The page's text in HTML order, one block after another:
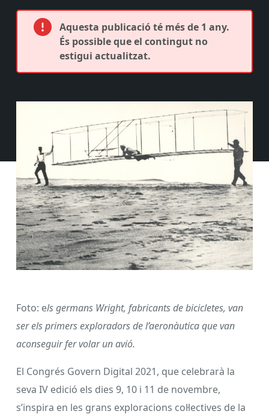
Aquesta publicació té més de 1 any.
És possible que el contingut no
estigui actualitzat.
Foto: els germans Wright, fabricants de bicicletes, van
ser els primers exploradors de l’aeronàutica que van
aconseguir fer volar un avió.
El Congrés Govern Digital 2021, que celebrarà la
seva IV edició els dies 9, 10 i 11 de novembre,
s’inspira en les grans exploracions col·lectives de la